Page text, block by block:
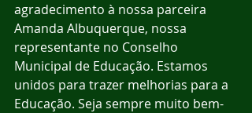
agradecimento à nossa parceira
Amanda Albuquerque, nossa
representante no Conselho
Municipal de Educação. Estamos
unidos para trazer melhorias para a
Educação. Seja sempre muito bem-